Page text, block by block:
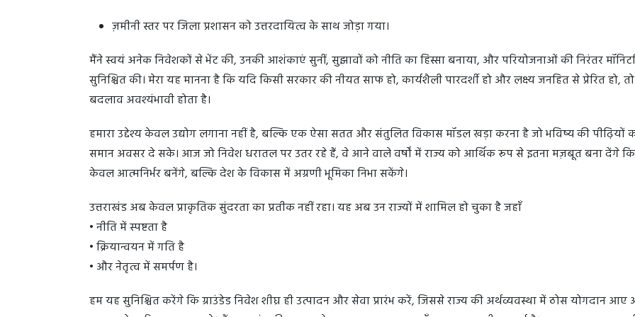
ज़मीनी स्तर पर जिला प्रशासन को उत्तरदायित्व के साथ जोड़ा गया।
मैंने स्वयं अनेक निवेशकों से भेंट की, उनकी आशंकाएं सुनीं, सुझावों को नीति का हिस्सा बनाया, और परियोजनाओं की निरंतर
सुनिश्चित की। मेरा यह मानना है कि यदि किसी सरकार की नीयत साफ हो, कार्यशैली पारदर्शी हो और लक्ष्य जनहित से प्रेरित हो, तो
बदलाव अवश्यंभावी होता है।
हमारा उद्देश्य केवल उद्योग लगाना नहीं है, बल्कि एक ऐसा सतत और संतुलित विकास मॉडल खड़ा करना है जो भविष्य की पीढ़ियों
समान अवसर दे सके। आज जो निवेश धरातल पर उतर रहे हैं, वे आने वाले वर्षों में राज्य को आर्थिक रूप से इतना मज़बूत बना देंगे
केवल आत्मनिर्भर बनेंगे, बल्कि देश के विकास में अग्रणी भूमिका निभा सकेंगे।
उत्तराखंड अब केवल प्राकृतिक सुंदरता का प्रतीक नहीं रहा। यह अब उन राज्यों में शामिल हो चुका है जहाँ
• नीति में स्पष्टता है
• क्रियान्वयन में गति है
• और नेतृत्व में समर्पण है।
हम यह सुनिश्चित करेंगे कि ग्राउंडेड निवेश शीघ्र ही उत्पादन और सेवा प्रारंभ करें, जिससे राज्य की अर्थव्यवस्था में ठोस योगदान आए